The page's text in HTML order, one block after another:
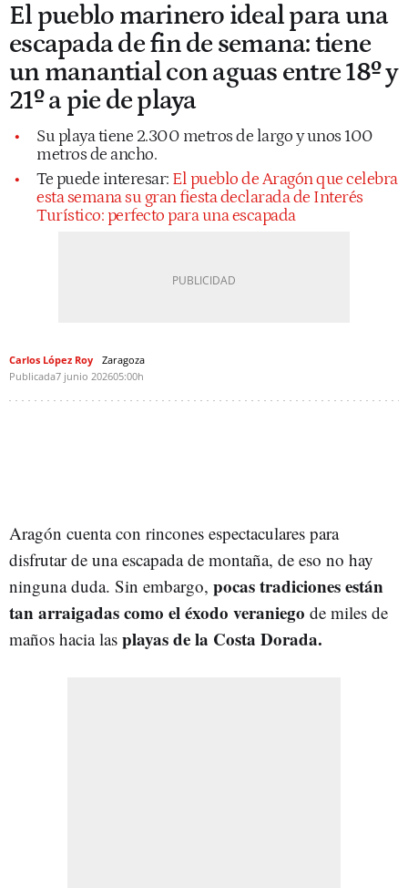
El pueblo marinero ideal para una
escapada de fin de semana: tiene
un manantial con aguas entre 18º y
21º a pie de playa
Su playa tiene 2.300 metros de largo y unos 100
metros de ancho.
Te puede interesar: El pueblo de Aragón que celebra
esta semana su gran fiesta declarada de Interés
Turístico: perfecto para una escapada
Carlos López Roy
Zaragoza
Publicada7 junio 202605:00h
Aragón cuenta con rincones espectaculares para
disfrutar de una escapada de montaña, de eso no hay
ninguna duda. Sin embargo, pocas tradiciones están
tan arraigadas como el éxodo veraniego de miles de
maños hacia las playas de la Costa Dorada.